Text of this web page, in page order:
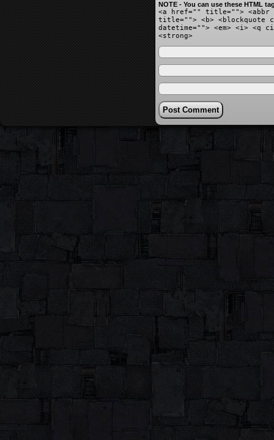
NOTE - You can use these HTML
<a href="" title=""> <abbr
title=""> <b> <blockquote
datetime=""> <em> <i> <q
<strong>